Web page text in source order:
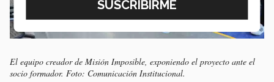
El equipo creador de Misión Imposible, exponiendo el proyecto ante el
socio formador. Foto: Comunicación Institucional.